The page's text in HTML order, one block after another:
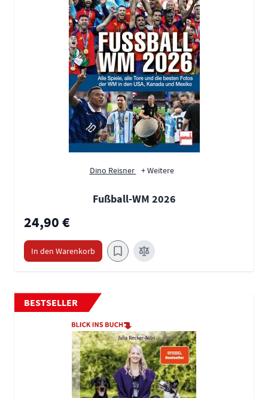
Dino Reisner + Weitere
Fußball-WM 2026
24,90 €
In den Warenkorb
BESTSELLER